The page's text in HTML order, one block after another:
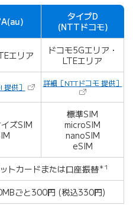
(au)
タイプD
(NTTドコモ)
エリア
ドコモ5Gエリア・
LTEエリア
提供］ （新しいタブで開きます）
詳細［NTTドコモ 提供］
ズSIM
標準SIM
microSIM
nanoSIM
eSIM
トカードまたは口座振替＊1
ごと300円 (税込330円)